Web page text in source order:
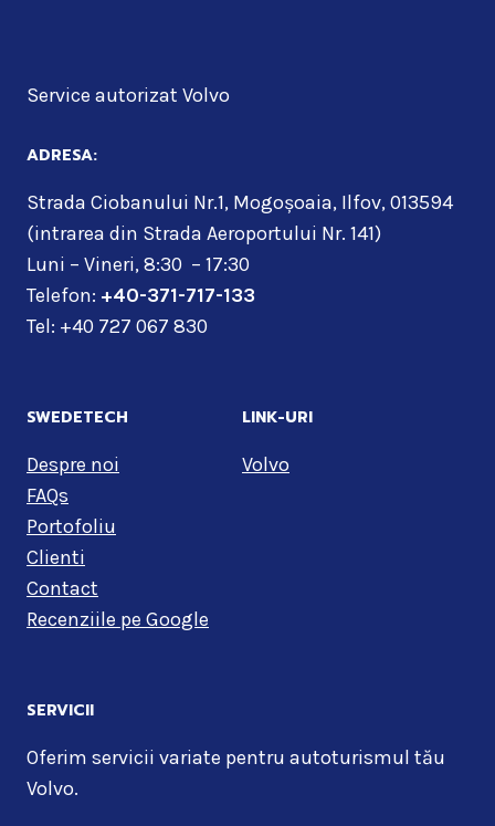
Service autorizat Volvo
ADRESA:
Strada Ciobanului Nr.1, Mogoșoaia, Ilfov, 013594
(intrarea din Strada Aeroportului Nr. 141)
Luni – Vineri, 8:30 – 17:30
Telefon: +40-371-717-133
Tel: +40 727 067 830
SWEDETECH
Despre noi
FAQs
Portofoliu
Clienti
Contact
Recenziile pe Google
LINK-URI
Volvo
SERVICII
Oferim servicii variate pentru autoturismul tău
Volvo.